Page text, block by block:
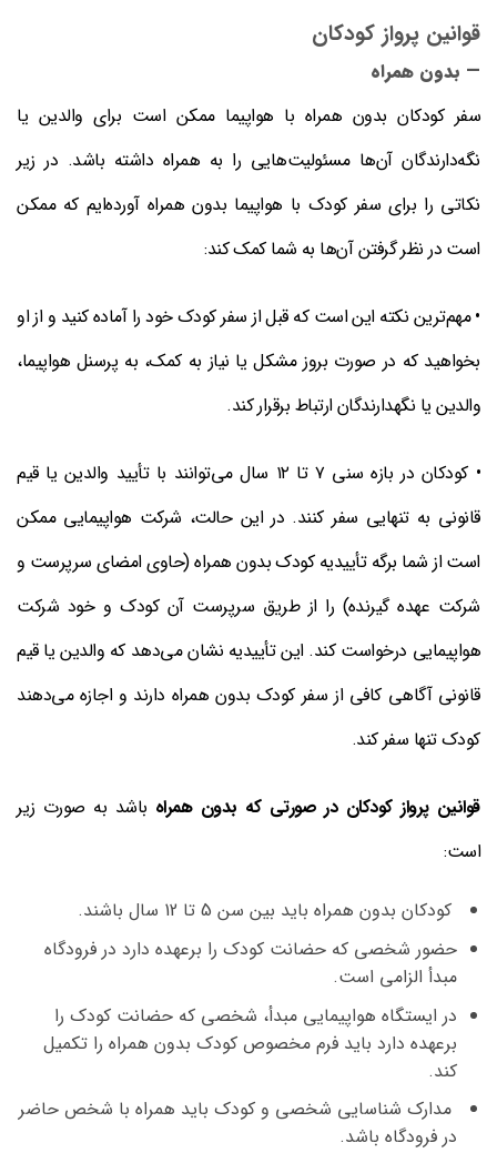
قوانین پرواز کودکان
— بدون همراه
سفر کودکان بدون همراه با هواپیما ممکن است برای والدین یا
نگه‌دارندگان آن‌ها مسئولیت‌هایی را به همراه داشته باشد. در زیر
نکاتی را برای سفر کودک با هواپیما بدون همراه آورده‌ایم که ممکن
است در نظر گرفتن آن‌ها به شما کمک کند:
• مهم‌ترین نکته این است که قبل از سفر کودک خود را آماده کنید و از او
بخواهید که در صورت بروز مشکل یا نیاز به کمک، به پرسنل هواپیما،
والدین یا نگهدارندگان ارتباط برقرار کند.
• کودکان در بازه سنی ۷ تا ۱۲ سال می‌توانند با تأیید والدین یا قیم
قانونی به تنهایی سفر کنند. در این حالت، شرکت هواپیمایی ممکن
است از شما برگه تأییدیه کودک بدون همراه (حاوی امضای سرپرست و
شرکت عهده گیرنده) را از طریق سرپرست آن کودک و خود شرکت
هواپیمایی درخواست کند. این تأییدیه نشان می‌دهد که والدین یا قیم
قانونی آگاهی کافی از سفر کودک بدون همراه دارند و اجازه می‌دهند
کودک تنها سفر کند.
قوانین پرواز کودکان در صورتی که بدون همراه باشد به صورت زیر
است:
کودکان بدون همراه باید بین سن 5 تا 12 سال باشند.
حضور شخصی که حضانت کودک را برعهده دارد در فرودگاه
مبدأ الزامی است.
در ایستگاه هواپیمایی مبدأ، شخصی که حضانت کودک را
برعهده دارد باید فرم مخصوص کودک بدون همراه را تکمیل
کند.
مدارک شناسایی شخصی و کودک باید همراه با شخص حاضر
در فرودگاه باشد.